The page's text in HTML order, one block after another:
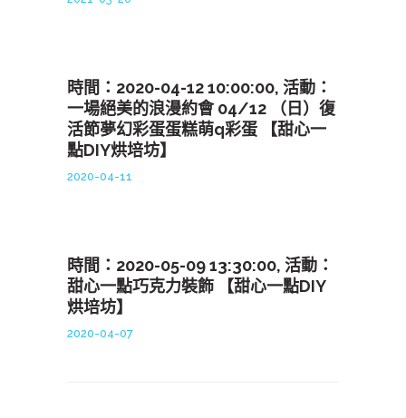
時間：2020-04-12 10:00:00, 活動：
一場絕美的浪漫約會 04/12 （日）復
活節夢幻彩蛋蛋糕萌q彩蛋 【甜心一
點DIY烘培坊】
2020-04-11
時間：2020-05-09 13:30:00, 活動：
甜心一點巧克力裝飾 【甜心一點DIY
烘培坊】
2020-04-07